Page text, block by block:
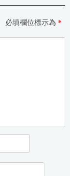
必填欄位標示為 *